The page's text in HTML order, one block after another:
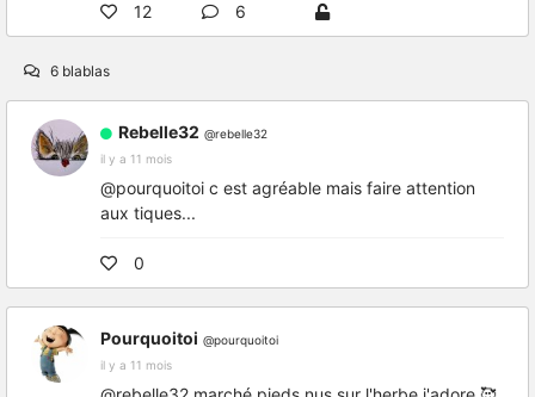
12 6
6 blablas
Rebelle32 @rebelle32
il y a 11 mois
@pourquoitoi c est agréable mais faire attention
aux tiques...
0
Pourquoitoi @pourquoitoi
il y a 11 mois